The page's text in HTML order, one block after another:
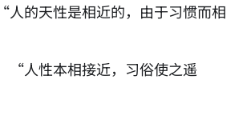
的天性是相近的，由于习惯而相
“人性本相接近，习俗使之遥